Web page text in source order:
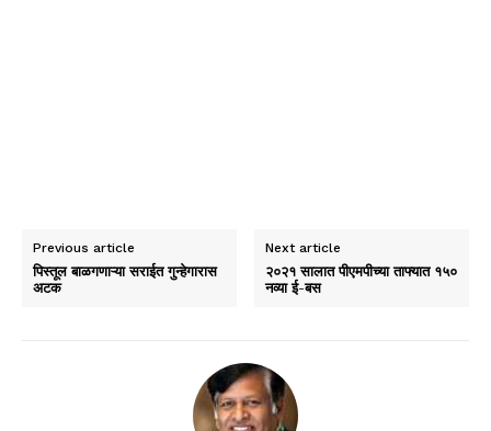
Previous article
पिस्तूल बाळगणाऱ्या सराईत गुन्हेगारास
अटक
Next article
२०२१ सालात पीएमपीच्या ताफ्यात १५०
नव्या ई-बस